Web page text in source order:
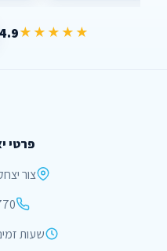
★★★★★
4.9
פרטי
צור
שעות זמינות: 7:00